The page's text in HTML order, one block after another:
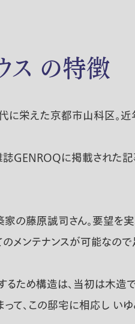
ス の特徴
栄えた京都市山科区。近
に掲載された記
の藤原誠司さん。要望を実
のメンテナンスが可能なの
ため構造は、当初は木造
て、この邸宅に相応し いゆ